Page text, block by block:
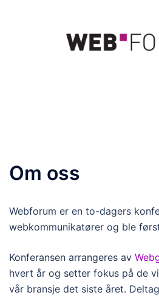
Om oss
Webforum er en to-dagers
webkommunikatører og ble
Konferansen arrangeres av
hvert år og setter fokus på de
vår bransje det siste året.